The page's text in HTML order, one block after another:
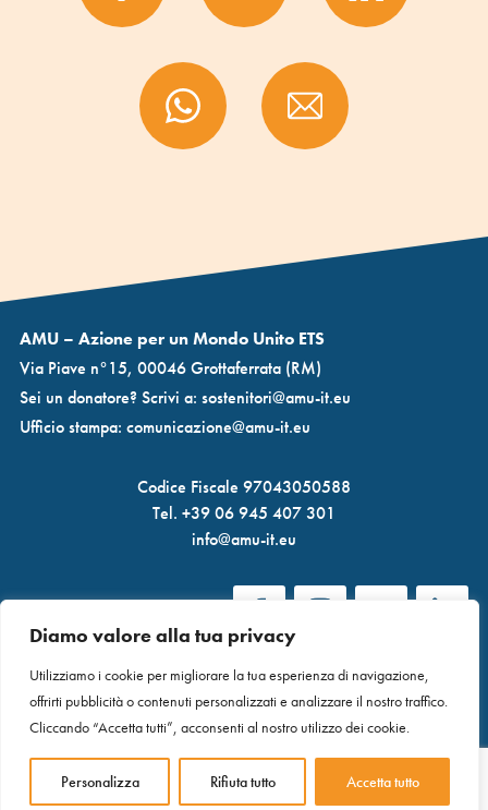
Diamo valore alla tua privacy
Utilizziamo i cookie per migliorare la tua esperienza di navigazione,
offrirti pubblicità o contenuti personalizzati e analizzare il nostro traffico.
Cliccando “Accetta tutti”, acconsenti al nostro utilizzo dei cookie.
Personalizza Rifiuta tutto Accetta tutto
AMU – Azione per un Mondo Unito ETS
Via Piave n°15, 00046 Grottaferrata (RM)
Sei un donatore? Scrivi a: sostenitori@amu-it.eu
Ufficio stampa: comunicazione@amu-it.eu
Codice Fiscale 97043050588
Tel. +39 06 945 407 301
info@amu-it.eu
Privacy|Termini e condizioni| Fatto con amore daKudu